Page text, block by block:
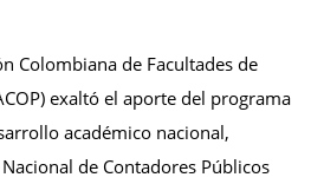
Colombiana de Facultades de
exaltó el aporte del programa
académico nacional,
de Contadores Públicos